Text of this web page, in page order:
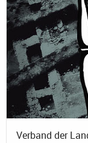
Verband der